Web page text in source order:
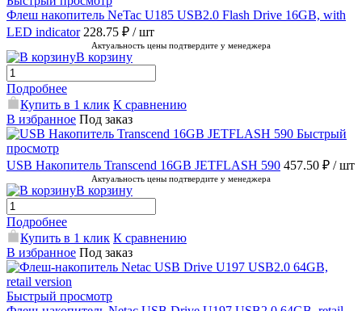
Флеш накопитель NeTac U185 USB2.0 Flash Drive 16GB, with
LED indicator 228.75 ₽ / шт
Актуальность цены подтвердите у менеджера
В корзину
Подробнее
Купить в 1 клик К сравнению
В избранное Под заказ
Быстрый
просмотр
USB Накопитель Transcend 16GB JETFLASH 590 457.50 ₽ / шт
Актуальность цены подтвердите у менеджера
В корзину
Подробнее
Купить в 1 клик К сравнению
В избранное Под заказ
Быстрый просмотр